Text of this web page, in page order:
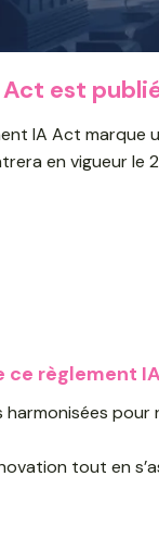
est
IA Act marque
en vigueur
ce règlement
harmonisées
tout en